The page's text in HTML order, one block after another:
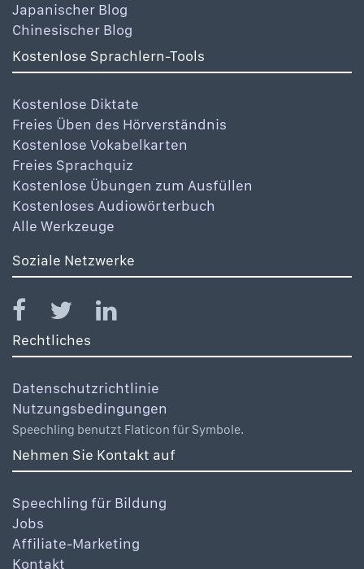
Japanischer Blog
Chinesischer Blog
Kostenlose Sprachlern-Tools
Kostenlose Diktate
Freies Üben des Hörverständnis
Kostenlose Vokabelkarten
Freies Sprachquiz
Kostenlose Übungen zum Ausfüllen
Kostenloses Audiowörterbuch
Alle Werkzeuge
Soziale Netzwerke
Rechtliches
Datenschutzrichtlinie
Nutzungsbedingungen
Speechling benutzt Flaticon für Symbole.
Nehmen Sie Kontakt auf
Speechling für Bildung
Jobs
Affiliate-Marketing
Kontakt